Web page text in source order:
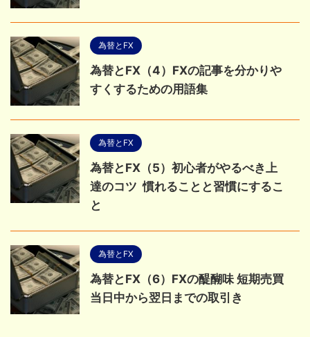
為替とFX
為替とFX（4）FXの記事を分かりや
すくするための用語集
為替とFX
為替とFX（5）初心者がやるべき上
達のコツ 慣れることと習慣にするこ
と
為替とFX
為替とFX（6）FXの醍醐味 短期売買
当日中から翌日までの取引き